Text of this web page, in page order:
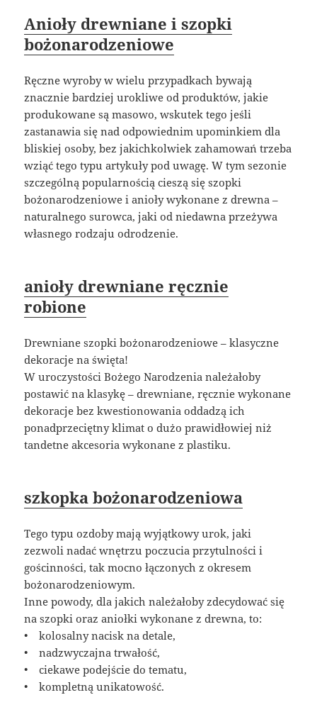
Anioły drewniane i szopki
bożonarodzeniowe
Ręczne wyroby w wielu przypadkach bywają
znacznie bardziej urokliwe od produktów, jakie
produkowane są masowo, wskutek tego jeśli
zastanawia się nad odpowiednim upominkiem dla
bliskiej osoby, bez jakichkolwiek zahamowań trzeba
wziąć tego typu artykuły pod uwagę. W tym sezonie
szczególną popularnością cieszą się szopki
bożonarodzeniowe i anioły wykonane z drewna –
naturalnego surowca, jaki od niedawna przeżywa
własnego rodzaju odrodzenie.
anioły drewniane ręcznie
robione
Drewniane szopki bożonarodzeniowe – klasyczne
dekoracje na święta!
W uroczystości Bożego Narodzenia należałoby
postawić na klasykę – drewniane, ręcznie wykonane
dekoracje bez kwestionowania oddadzą ich
ponadprzeciętny klimat o dużo prawidłowiej niż
tandetne akcesoria wykonane z plastiku.
szkopka bożonarodzeniowa
Tego typu ozdoby mają wyjątkowy urok, jaki
zezwoli nadać wnętrzu poczucia przytulności i
gościnności, tak mocno łączonych z okresem
bożonarodzeniowym.
Inne powody, dla jakich należałoby zdecydować się
na szopki oraz aniołki wykonane z drewna, to:
• kolosalny nacisk na detale,
• nadzwyczajna trwałość,
• ciekawe podejście do tematu,
• kompletną unikatowość.